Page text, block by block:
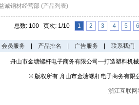
GH1140、GH2018、GH2036、GH2038、
诚钢材经营部 (产品列表)
总数: 100 页次: 1/10 1 2 3 4 5 6
会员服务 产品排名 广告服务 联系我们
舟山市金塘螺杆电子商务有限公司—打造塑料机
© 版权所有 舟山市金塘螺杆电子商务有
浙江互联网